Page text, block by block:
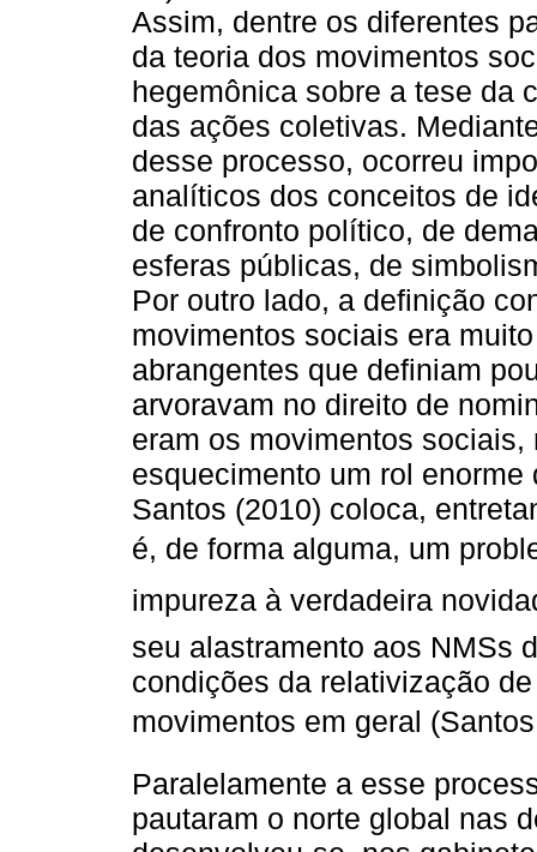
Assim, dentre os diferentes
da teoria dos movimentos
hegemônica sobre a tese da
das ações coletivas.
desse processo, ocorreu
analíticos dos conceitos de
de confronto político, de
esferas públicas, de
Por outro lado, a definição
movimentos sociais era
abrangentes que definiam
arvoravam no direito de
eram os movimentos
esquecimento um rol
Santos (2010) coloca,
é, de forma alguma, um
impureza à verdadeira
seu alastramento aos NMSs
condições da relativização
movimentos em geral
Paralelamente a esse
pautaram o norte global nas